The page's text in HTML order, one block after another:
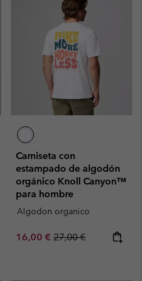
Camiseta con
estampado de algodón
orgánico Knoll Canyon™
para hombre
Algodon organico
Sale price:
16,00 € Regular price:
27,00 €